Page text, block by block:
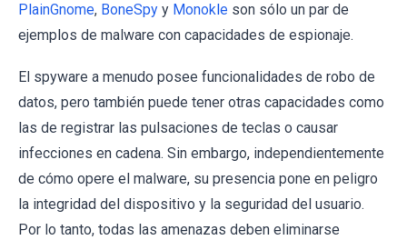
PlainGnome, BoneSpy y Monokle son sólo un par de
ejemplos de malware con capacidades de espionaje.
El spyware a menudo posee funcionalidades de robo de
datos, pero también puede tener otras capacidades como
las de registrar las pulsaciones de teclas o causar
infecciones en cadena. Sin embargo, independientemente
de cómo opere el malware, su presencia pone en peligro
la integridad del dispositivo y la seguridad del usuario.
Por lo tanto, todas las amenazas deben eliminarse